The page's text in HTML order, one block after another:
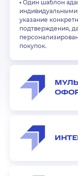
▪️ Один шаблон
указание
подтверждения,
покупок.